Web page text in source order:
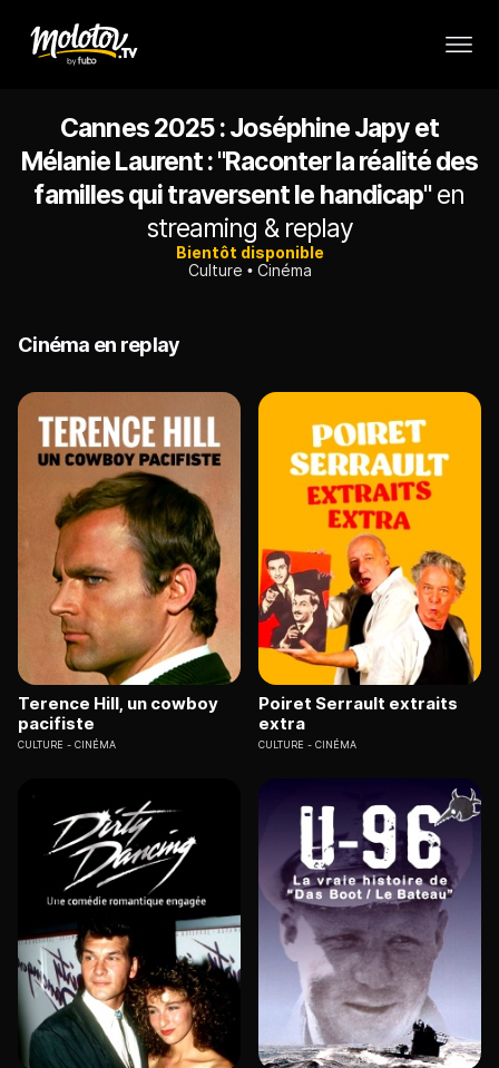
Cannes 2025 : Joséphine Japy et
Mélanie Laurent : "Raconter la réalité des
familles qui traversent le handicap"en
streaming & replay
Bientôt disponible
Culture
Cinéma
Cinéma en replay
Terence Hill, un cowboy
pacifiste
CULTURE CINÉMA
Poiret Serrault extraits
extra
CULTURE CINÉMA